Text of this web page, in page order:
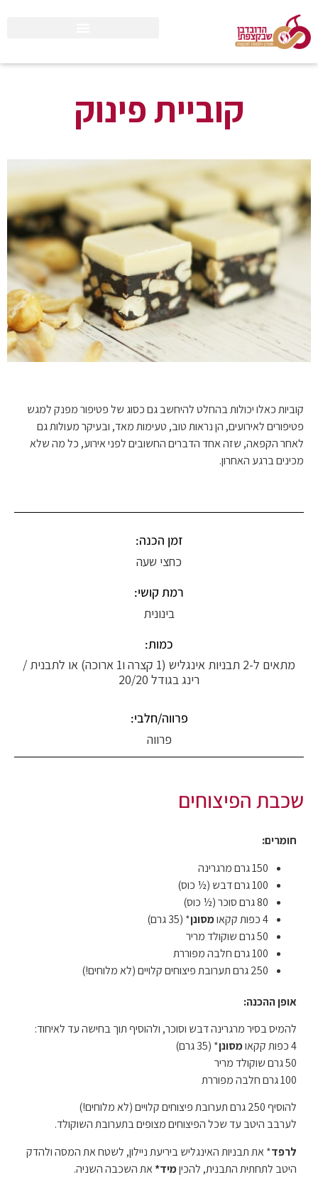
קוביית פינוק
קוביות כאלו יכולות בהחלט להיחשב גם כסוג של פטיפור מפנק למגש
פטיפורים לאירועים, הן נראות טוב, טעימות מאד, ובעיקר מעולות גם
לאחר הקפאה, שזה אחד הדברים החשובים לפני אירוע, כל מה שלא
מכינים ברגע האחרון.
זמן הכנה:
כחצי שעה
רמת קושי:
בינונית
כמות:
מתאים ל-2 תבניות אינגליש (1 קצרה ו1 ארוכה) או לתבנית /
רינג בגודל 20/20
פרווה/חלבי:
פרווה
שכבת הפיצוחים
חומרים:
150 גרם מרגרינה
100 גרם דבש (½ כוס)
80 גרם סוכר (½ כוס)
4 כפות קקאו
מסונן* (35 גרם)
50 גרם שוקולד מריר
100 גרם חלבה מפוררת
250 גרם תערובת פיצוחים קלויים (לא מלוחים!)
אופן ההכנה:
להמיס בסיר מרגרינה דבש וסוכר, ולהוסיף תוך בחישה עד לאיחוד:
4 כפות קקאו
מסונן* (35 גרם)
50 גרם שוקולד מריר
100 גרם חלבה מפוררת
להוסיף 250 גרם תערובת פיצוחים קלויים (לא מלוחים!)
לערבב היטב עד שכל הפיצוחים מצופים בתערובת השוקולד.
לרפד* את תבניות האינגליש ביריעת ניילון, לשטח את המסה ולהדק
היטב לתחתית התבנית, להכיןמיד*את השכבה השניה.